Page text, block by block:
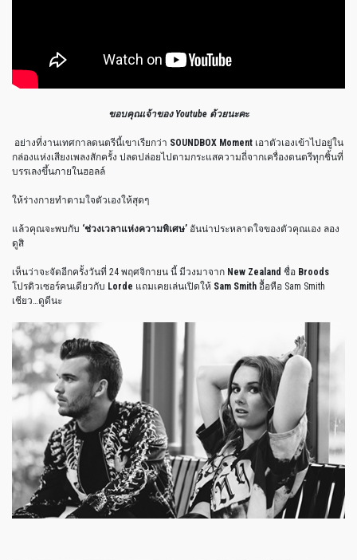
ขอบคุณเจ้าของ Youtube ด้วยนะคะ
อย่างที่งานเทศกาลดนตรีนี้เขาเรียกว่า SOUNDBOX Moment เอาตัวเองเข้าไปอยู่ใน
กล่องแห่งเสียงเพลงสักครั้ง ปลดปล่อยไปตามกระแสความถี่จากเครื่องดนตรีทุกชิ้นที่
บรรเลงขึ้นภายในฮอลล์
ให้ร่างกายทำตามใจตัวเองให้สุดๆ
แล้วคุณจะพบกับ ‘ช่วงเวลาแห่งความพิเศษ’ อันน่าประหลาดใจของตัวคุณเอง ลอง
ดูสิ
เห็นว่าจะจัดอีกครั้งวันที่ 24 พฤศจิกายน นี้ มีวงมาจาก New Zealand ชื่อ Broods
โปรดิวเซอร์คนเดียวกับ Lorde แถมเคยเล่นเปิดให้ Sam Smith อื้อหือ Sam Smith
เชียว…ดูดีนะ